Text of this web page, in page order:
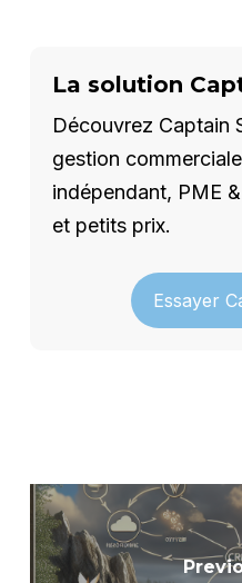
La solution
Découvrez Captain
gestion
indépendant, PME
et petits prix.
Essayer